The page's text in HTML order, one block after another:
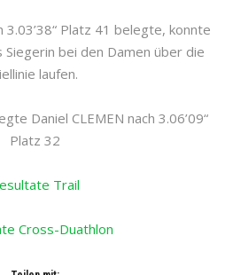
3.03’38“ Platz 41 belegte, konnte
Siegerin bei den Damen über die
laufen.
Daniel CLEMEN nach 3.06’09“
Platz 32
Trail
Cross-Duathlon